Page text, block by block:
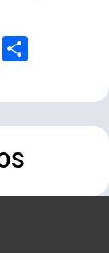
Telegram